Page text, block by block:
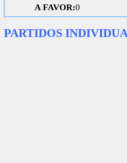
A FAVOR:0
PARTIDOS